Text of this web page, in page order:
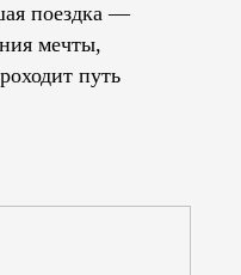
поездка —
мечты,
путь